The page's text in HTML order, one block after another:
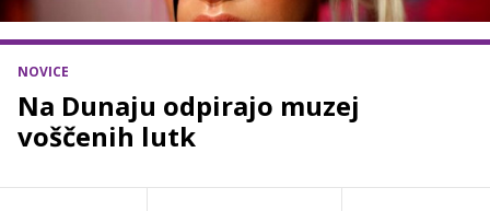
NOVICE
Na Dunaju odpirajo muzej
voščenih lutk